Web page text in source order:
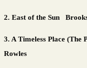
2. East of the Sun
3. A Timeless Place
Rowles